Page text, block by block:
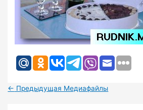
← Предыдущая Медиафайлы